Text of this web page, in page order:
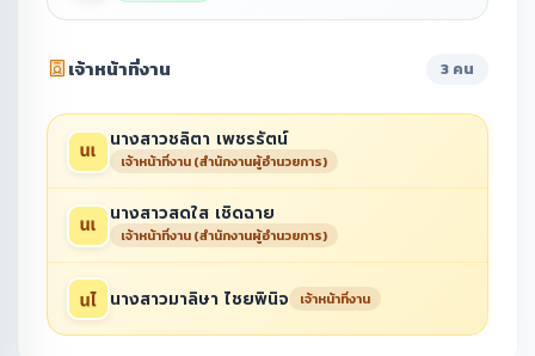
เจ้าหน้าที่งาน 3 คน
นางสาวชลิตา เพชรรัตน์
เจ้าหน้าที่งาน (สำนักงานผู้อำนวยการ)
นางสาวสดใส เชิดฉาย
เจ้าหน้าที่งาน (สำนักงานผู้อำนวยการ)
นางสาวมาลิษา ไชยพินิจ เจ้าหน้าที่งาน